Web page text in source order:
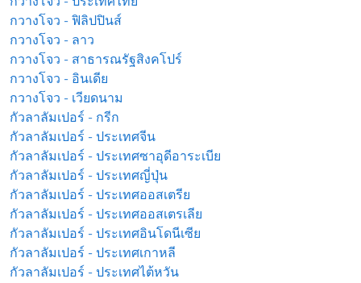
กวางโจว - ฟิลิปปินส์
กวางโจว - ลาว
กวางโจว - สาธารณรัฐสิงคโปร์
กวางโจว - อินเดีย
กวางโจว - เวียดนาม
กัวลาลัมเปอร์ - กรีก
กัวลาลัมเปอร์ - ประเทศจีน
กัวลาลัมเปอร์ - ประเทศซาอุดีอาระเบีย
กัวลาลัมเปอร์ - ประเทศญี่ปุ่น
กัวลาลัมเปอร์ - ประเทศออสเตรีย
กัวลาลัมเปอร์ - ประเทศออสเตรเลีย
กัวลาลัมเปอร์ - ประเทศอินโดนีเซีย
กัวลาลัมเปอร์ - ประเทศเกาหลี
กัวลาลัมเปอร์ - ประเทศไต้หวัน